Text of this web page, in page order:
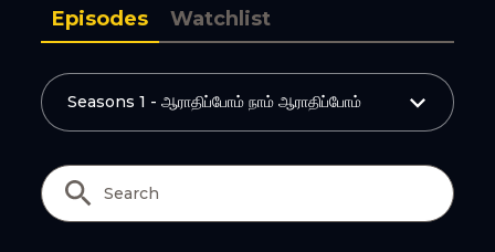
Episodes Watchlist